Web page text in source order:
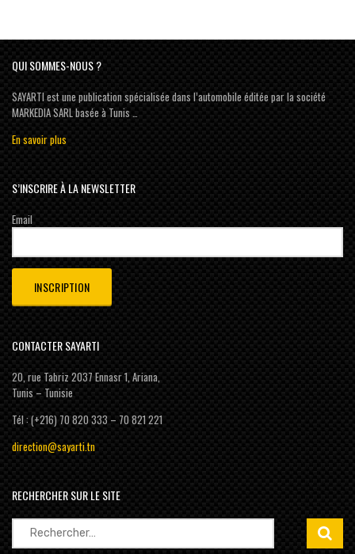
QUI SOMMES-NOUS ?
SAYARTI est une publication spécialisée dans l’automobile éditée par la société
MARKEDIA SARL basée à Tunis …
En savoir plus
S’INSCRIRE À LA NEWSLETTER
Email
CONTACTER SAYARTI
20, rue Tabriz 2037 Ennasr 1, Ariana,
Tunis – Tunisie
Tél : (+216) 70 820 333 – 70 821 221
direction@sayarti.tn
RECHERCHER SUR LE SITE
Rechercher :